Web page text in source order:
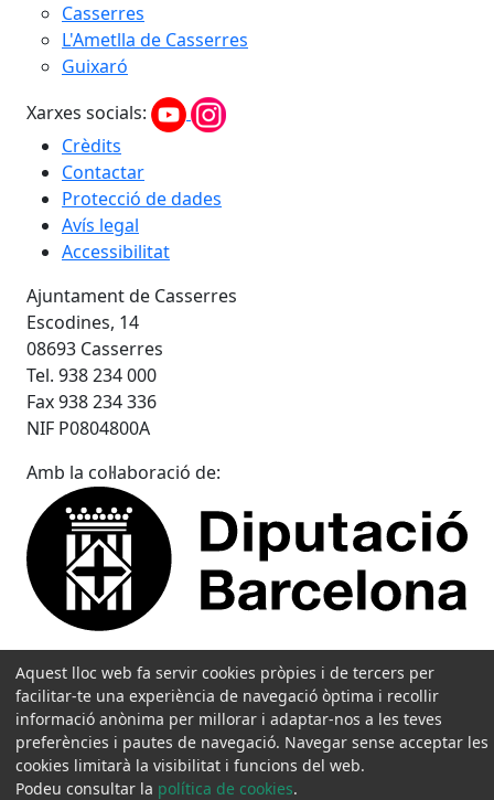
Casserres
L'Ametlla de Casserres
Guixaró
Xarxes socials:
Crèdits
Contactar
Protecció de dades
Avís legal
Accessibilitat
Ajuntament de Casserres
Escodines, 14
08693 Casserres
Tel. 938 234 000
Fax 938 234 336
NIF P0804800A
Amb la col·laboració de:
Aquest lloc web fa servir cookies pròpies i de tercers per
facilitar-te una experiència de navegació òptima i recollir
informació anònima per millorar i adaptar-nos a les teves
preferències i pautes de navegació. Navegar sense acceptar les
cookies limitarà la visibilitat i funcions del web.
Podeu consultar la política de cookies.